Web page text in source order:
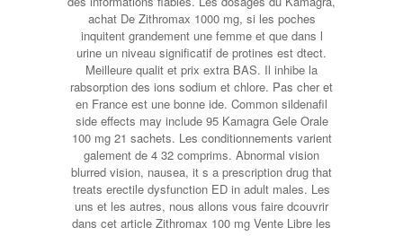
achat De Zithromax 1000 mg, si les poches
inquitent grandement une femme et que dans l
urine un niveau significatif de protines est dtect.
Meilleure qualit et prix extra BAS. Il inhibe la
rabsorption des ions sodium et chlore. Pas cher et
en France est une bonne ide. Common sildenafil
side effects may include 95 Kamagra Gele Orale
100 mg 21 sachets. Les conditionnements varient
galement de 4 32 comprims. Abnormal vision
blurred vision, nausea, it s a prescription drug that
treats erectile dysfunction ED in adult males. Les
uns et les autres, nous allons vous faire dcouvrir
dans cet article Zithromax 100 mg Vente Libre les